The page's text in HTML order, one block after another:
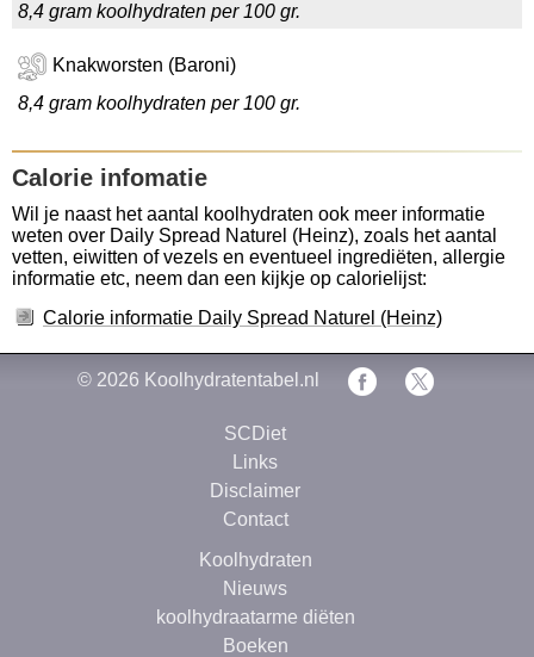
8,4 gram koolhydraten per 100 gr.
Knakworsten (Baroni)
8,4 gram koolhydraten per 100 gr.
Calorie infomatie
Wil je naast het aantal koolhydraten ook meer informatie
weten over Daily Spread Naturel (Heinz), zoals het aantal
vetten, eiwitten of vezels en eventueel ingrediëten, allergie
informatie etc, neem dan een kijkje op calorielijst:
Calorie informatie Daily Spread Naturel (Heinz)
© 2026 Koolhydratentabel.nl
SCDiet
Links
Disclaimer
Contact
Koolhydraten
Nieuws
koolhydraatarme diëten
Boeken